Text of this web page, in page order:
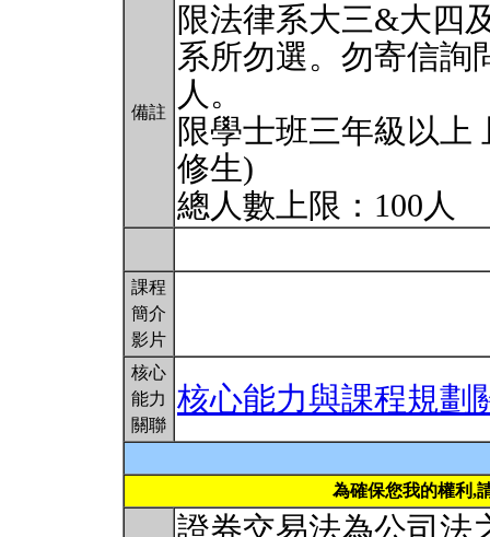
備註
限法律系大三&大四
系所勿選。勿寄信詢
人。
限學士班三年級以上
修生)
總人數上限：100人
課程
簡介
影片
核心
能力
關聯
核心能力與課程規劃
為確保您我的權利,
證券交易法為公司法